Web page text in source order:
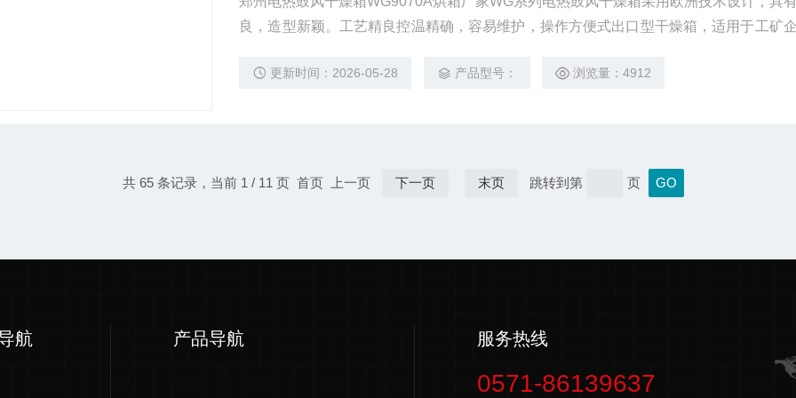
良，造型新颖。工艺精良控温精确，容易维护，操作方便式出口型干燥箱，适用于工矿
更新时间：2026-05-28 产品型号： 浏览量：4912
共 65 条记录，当前 1 / 11 页 首页 上一页 下一页 末页 跳转到第 页
航 产品导航 服务热线
0571-86139637